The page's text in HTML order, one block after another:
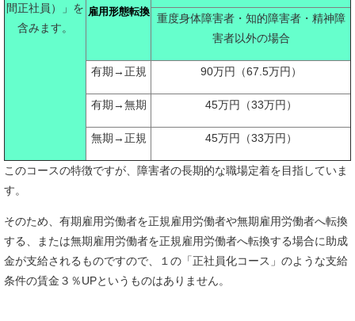
間正社員）」を
含みます。
雇用形態転換
重度身体障害者・知的障害者・精神障
害者以外の場合
有期→正規 90万円（67.5万円）
有期→無期 45万円（33万円）
無期→正規 45万円（33万円）
このコースの特徴ですが、障害者の長期的な職場定着を目指していま
す。
そのため、有期雇用労働者を正規雇用労働者や無期雇用労働者へ転換
する、または無期雇用労働者を正規雇用労働者へ転換する場合に助成
金が支給されるものですので、１の「正社員化コース」のような支給
条件の賃金３％UPというものはありません。